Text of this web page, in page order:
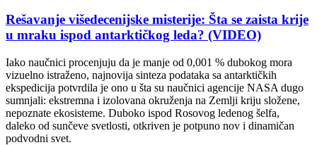
Rešavanje višedecenijske misterije: Šta se zaista krije
u mraku ispod antarktičkog leda? (VIDEO)
Iako naučnici procenjuju da je manje od 0,001 % dubokog mora
vizuelno istraženo, najnovija sinteza podataka sa antarktičkih
ekspedicija potvrdila je ono u šta su naučnici agencije NASA dugo
sumnjali: ekstremna i izolovana okruženja na Zemlji kriju složene,
nepoznate ekosisteme. Duboko ispod Rosovog ledenog šelfa,
daleko od sunčeve svetlosti, otkriven je potpuno nov i dinamičan
podvodni svet.